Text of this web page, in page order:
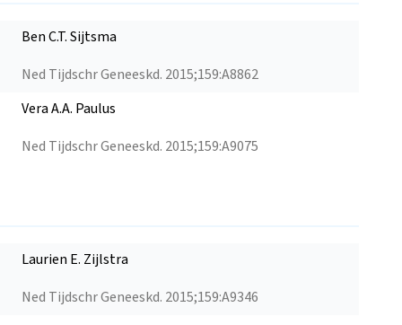
Ned Tijdschr Geneeskd. 2015;159:A8862
Ben C.T. Sijtsma
Ned Tijdschr Geneeskd. 2015;159:A9075
Vera A.A. Paulus
Ned Tijdschr Geneeskd. 2015;159:A9346
Laurien E. Zijlstra